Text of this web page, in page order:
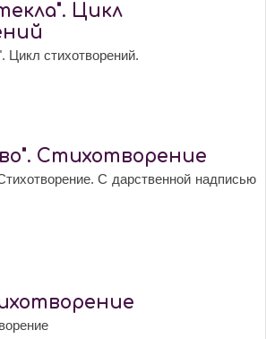
Цикл
Цикл стихотворений.
Стихотворение
С дарственной надписью